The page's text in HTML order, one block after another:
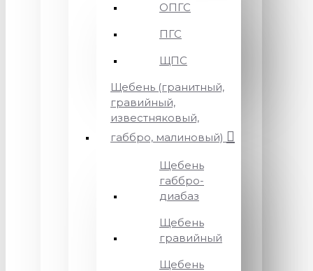
ОПГС
ПГС
ЩПС
Щебень (гранитный,
гравийный,
известняковый,
габбро, малиновый)
Щебень
габбро-
диабаз
Щебень
гравийный
Щебень